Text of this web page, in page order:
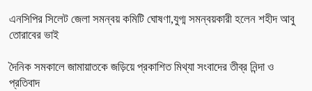
এনসিপির সিলেট জেলা সমন্বয় কমিটি ঘোষণা,যুগ্ম সমন্বয়কারী হলেন শহীদ আবু
তোরাবের ভাই
দৈনিক সমকালে জামায়াতকে জড়িয়ে প্রকাশিত মিথ্যা সংবাদের তীব্র নিন্দা ও
প্রতিবাদ